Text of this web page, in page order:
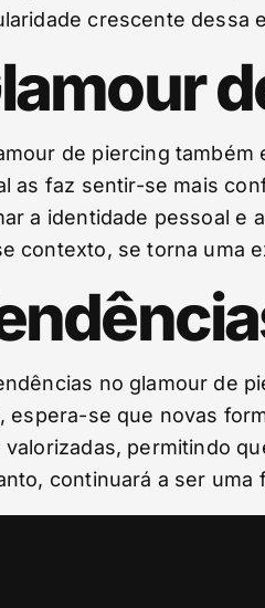
crescente dessa
de piercing também
as faz sentir-se mais
a identidade pessoal e
contexto, se torna uma
no glamour de
espera-se que novas
valorizadas, permitindo
continuará a ser uma